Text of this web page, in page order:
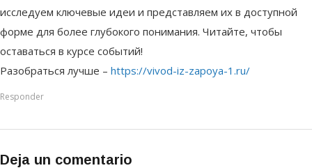
исследуем ключевые идеи и представляем их в доступной
форме для более глубокого понимания. Читайте, чтобы
оставаться в курсе событий!
Разобраться лучше – https://vivod-iz-zapoya-1.ru/
Responder
Deja un comentario